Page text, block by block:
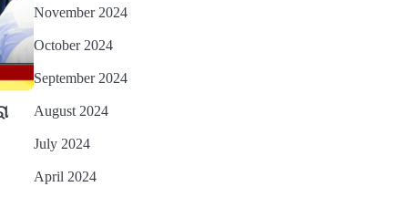
November 2024
October 2024
September 2024
August 2024
July 2024
April 2024